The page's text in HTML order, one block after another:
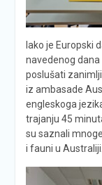
Iako je Europski
navedenog dana
poslušati
iz ambasade
engleskoga
trajanju 45
su saznali
i fauni u Australiji.